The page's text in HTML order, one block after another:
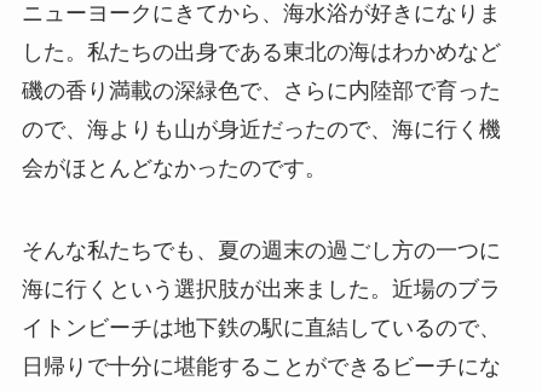
ニューヨークにきてから、海水浴が好きになりま
した。私たちの出身である東北の海はわかめなど
磯の香り満載の深緑色で、さらに内陸部で育った
ので、海よりも山が身近だったので、海に行く機
会がほとんどなかったのです。
そんな私たちでも、夏の週末の過ごし方の一つに
海に行くという選択肢が出来ました。近場のブラ
イトンビーチは地下鉄の駅に直結しているので、
日帰りで十分に堪能することができるビーチにな